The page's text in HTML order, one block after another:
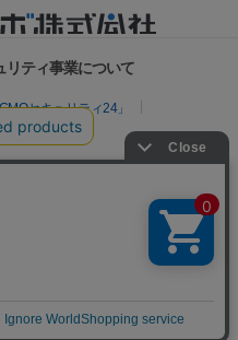
リティ事業について
セキュリティ24」
断